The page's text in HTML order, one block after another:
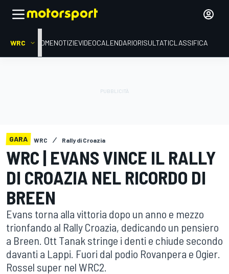
WRC HOMENOTIZIEVIDEOCALENDARIORISULTATICLASSIFICA
GARA WRC Rally di Croazia
WRC | EVANS VINCE IL RALLY
DI CROAZIA NEL RICORDO DI
BREEN
Evans torna alla vittoria dopo un anno e mezzo
trionfando al Rally Croazia, dedicando un pensiero
a Breen. Ott Tanak stringe i denti e chiude secondo
davanti a Lappi. Fuori dal podio Rovanpera e Ogier.
Rossel super nel WRC2.